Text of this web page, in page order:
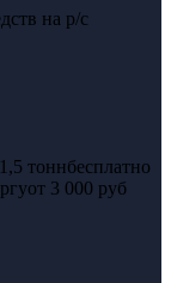
на р/с
тоннбесплатно
от 3 000 руб